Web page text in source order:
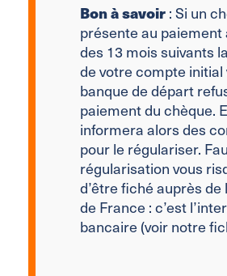
Bon à savoir: Si un
présente au paiement
des 13 mois suivants
de votre compte
banque de départ
paiement du chèque.
informera alors des
pour le régulariser.
régularisation vous
d’être fiché auprès de
de France : c’est
bancaire (voir notre